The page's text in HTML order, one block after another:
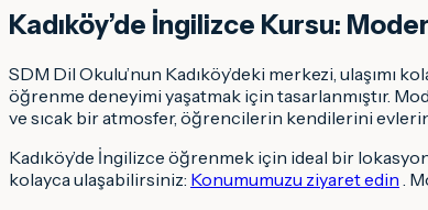
Kadıköy’de İngilizce Kursu:
SDM Dil Okulu’nun Kadıköy’deki merkezi,
öğrenme deneyimi yaşatmak için tasarlanmıştır.
ve sıcak bir atmosfer, öğrencilerin kendilerini
Kadıköy’de İngilizce öğrenmek için ideal bir
kolayca ulaşabilirsiniz: Konumumuzu ziyaret edin .